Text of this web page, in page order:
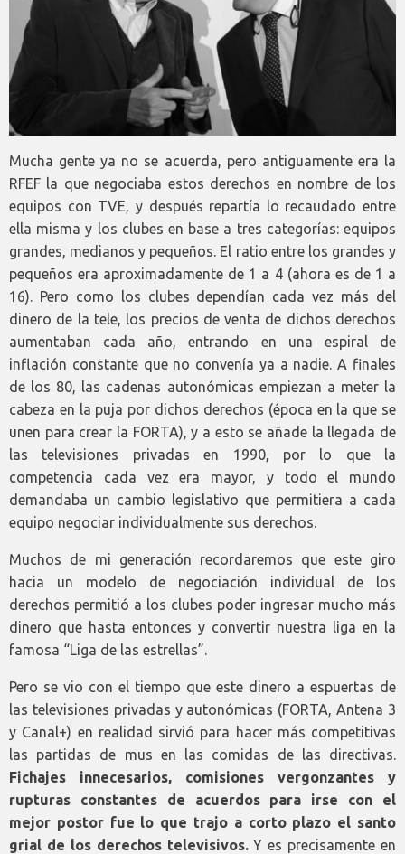
Mucha gente ya no se acuerda, pero antiguamente era la
RFEF la que negociaba estos derechos en nombre de los
equipos con TVE, y después repartía lo recaudado entre
ella misma y los clubes en base a tres categorías: equipos
grandes, medianos y pequeños. El ratio entre los grandes y
pequeños era aproximadamente de 1 a 4 (ahora es de 1 a
16). Pero como los clubes dependían cada vez más del
dinero de la tele, los precios de venta de dichos derechos
aumentaban cada año, entrando en una espiral de
inflación constante que no convenía ya a nadie. A finales
de los 80, las cadenas autonómicas empiezan a meter la
cabeza en la puja por dichos derechos (época en la que se
unen para crear la FORTA), y a esto se añade la llegada de
las televisiones privadas en 1990, por lo que la
competencia cada vez era mayor, y todo el mundo
demandaba un cambio legislativo que permitiera a cada
equipo negociar individualmente sus derechos.
Muchos de mi generación recordaremos que este giro
hacia un modelo de negociación individual de los
derechos permitió a los clubes poder ingresar mucho más
dinero que hasta entonces y convertir nuestra liga en la
famosa “Liga de las estrellas”.
Pero se vio con el tiempo que este dinero a espuertas de
las televisiones privadas y autonómicas (FORTA, Antena 3
y Canal+) en realidad sirvió para hacer más competitivas
las partidas de mus en las comidas de las directivas.
Fichajes innecesarios, comisiones vergonzantes y
rupturas constantes de acuerdos para irse con el
mejor postor fue lo que trajo a corto plazo el santo
grial de los derechos televisivos.Y es precisamente en